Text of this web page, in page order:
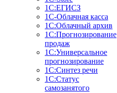
1С:ЕГИСЗ
1С-Облачная касса
1С:Облачный архив
1С:Прогнозирование
продаж
1С:Универсальное
прогнозирование
1С:Синтез речи
1С:Статус
самозанятого